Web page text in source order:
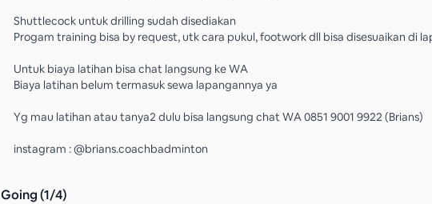
Shuttlecock untuk drilling sudah disediakan
Progam training bisa by request, utk cara pukul, footwork dll bisa disesuaikan di
Untuk biaya latihan bisa chat langsung ke WA
Biaya latihan belum termasuk sewa lapangannya ya
Yg mau latihan atau tanya2 dulu bisa langsung chat WA 0851 9001 9922 (Brians)
instagram : @brians.coachbadminton
Going (1/4)